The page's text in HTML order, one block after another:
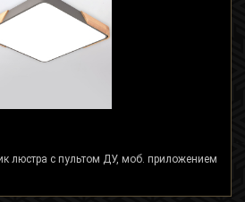
люстра с пультом ДУ, моб. приложением